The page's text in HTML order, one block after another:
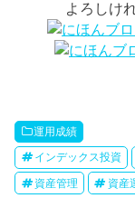
よろしけ
運用成績
インデックス投資
資産管理 資産